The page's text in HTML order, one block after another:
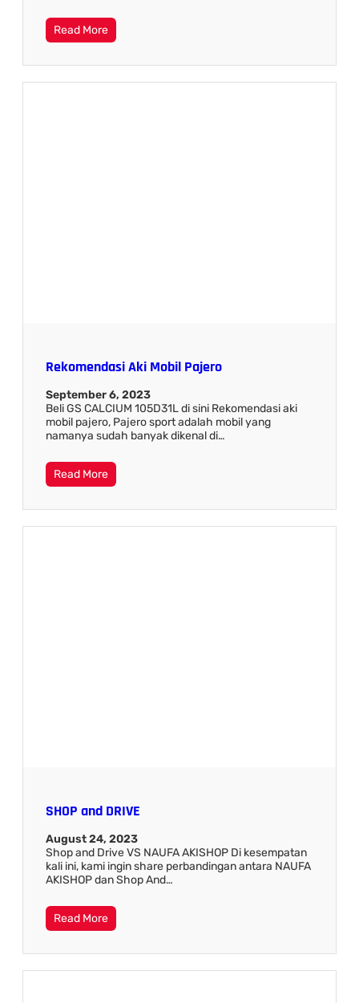
Read More
Rekomendasi Aki Mobil Pajero
September 6, 2023
Beli GS CALCIUM 105D31L di sini Rekomendasi aki
mobil pajero, Pajero sport adalah mobil yang
namanya sudah banyak dikenal di…
Read More
SHOP and DRIVE
August 24, 2023
Shop and Drive VS NAUFA AKISHOP Di kesempatan
kali ini, kami ingin share perbandingan antara NAUFA
AKISHOP dan Shop And…
Read More